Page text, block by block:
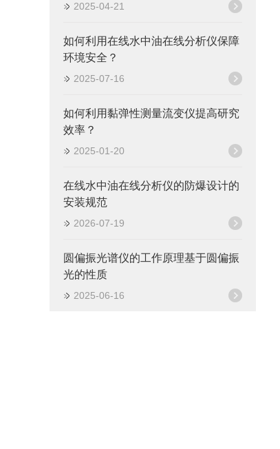
2025-04-21
如何利用在线水中油在线分析仪保障
环境安全？
2025-07-16
如何利用黏弹性测量流变仪提高研究
效率？
2025-01-20
在线水中油在线分析仪的防爆设计的
安装规范
2026-07-19
圆偏振光谱仪的工作原理基于圆偏振
光的性质
2025-06-16